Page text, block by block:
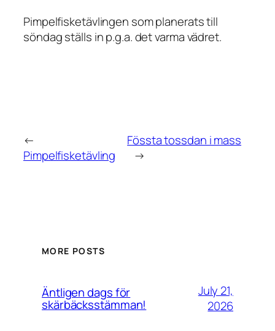
Pimpelfisketävlingen som planerats till
söndag ställs in p.g.a. det varma vädret.
←
Pimpelfisketävling
Fössta tossdan i mass
→
MORE POSTS
Äntligen dags för
skärbäcksstämman!
July 21,
2026